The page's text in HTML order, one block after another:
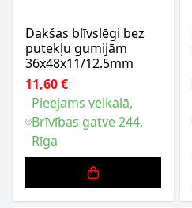
Dakšas blīvslēgi bez
putekļu gumijām
36x48x11/12.5mm
11,60 €
Pieejams veikalā,
Brīvības gatve 244,
Rīga